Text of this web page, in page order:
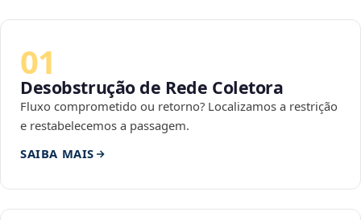
01
Desobstrução de Rede Coletora
Fluxo comprometido ou retorno? Localizamos a restrição
e restabelecemos a passagem.
SAIBA MAIS